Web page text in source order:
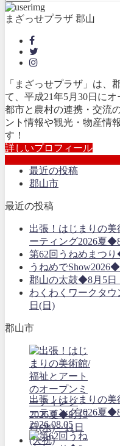
まざっせプラザ 郡山
「まざっせプラザ」は、
て、平成21年5月30日にオ
都市と農村の連携・交流
ント情報や観光・物産情
す！
詳しいプロフィール
最近の投稿
郡山市
最近の投稿
出張！はじまりの美
ーティング2026夏
第62回うねめまつ
うねめで
郡山の太鼓◆8月5日
わくわくワークタ
日(日)
郡山市
出張！はじまりの美
ーティング2026夏
2026.08.05